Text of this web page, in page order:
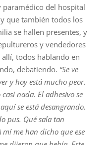
del hospital
que también todos los
se hallen presentes, y
y vendedores
todos hablando en
debatiendo. “Se ve
y hoy está mucho peor.
nada. El adhesivo se
se está desangrando.
pus. Qué sala tan
me han dicho que ese